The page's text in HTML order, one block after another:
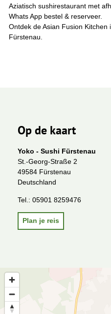
Aziatisch sushirestaurant met
Whats App bestel & reserveer.
Ontdek de Asian Fusion Kitchen
Fürstenau.
Op de kaart
Yoko - Sushi Fürstenau
St.-Georg-Straße 2
49584 Fürstenau
Deutschland
Tel.: 05901 8259476
Plan je reis